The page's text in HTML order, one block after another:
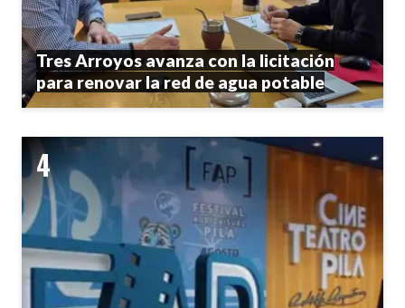
Tres Arroyos avanza con la licitación
para renovar la red de agua potable